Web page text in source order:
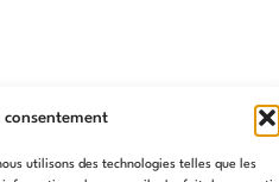
consentement
utilisons des technologies telles que les